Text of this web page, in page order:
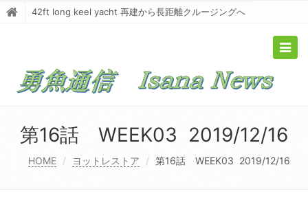
42ft long keel yacht 再建から長距離クルージングへ
第16話 WEEK03 2019/12/16
HOME ヨットレストア 第16話 WEEK03 2019/12/16